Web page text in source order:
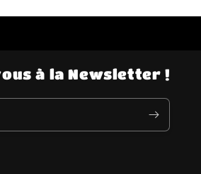
à la Newsletter !